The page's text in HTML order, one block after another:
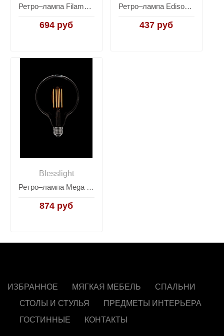
Ретро–лампа Filament Bulb ST64-3Led
694 руб
Ретро–лампа Edison Bulb C35-1
437 руб
Blesslight
Ретро–лампа Mega Filament Bulb G125-3Led
874 руб
ИЗБРАННОЕ МЯГКАЯ МЕБЕЛЬ
СПАЛЬНИ
СТОЛЫ И СТУЛЬЯ
ПРЕДМЕТЫ ИНТЕРЬЕРА
ГОСТИННЫЕ
КОНТАКТЫ